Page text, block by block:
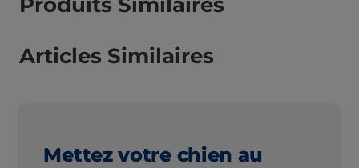
Articles Similaires
Mettez votre chien au